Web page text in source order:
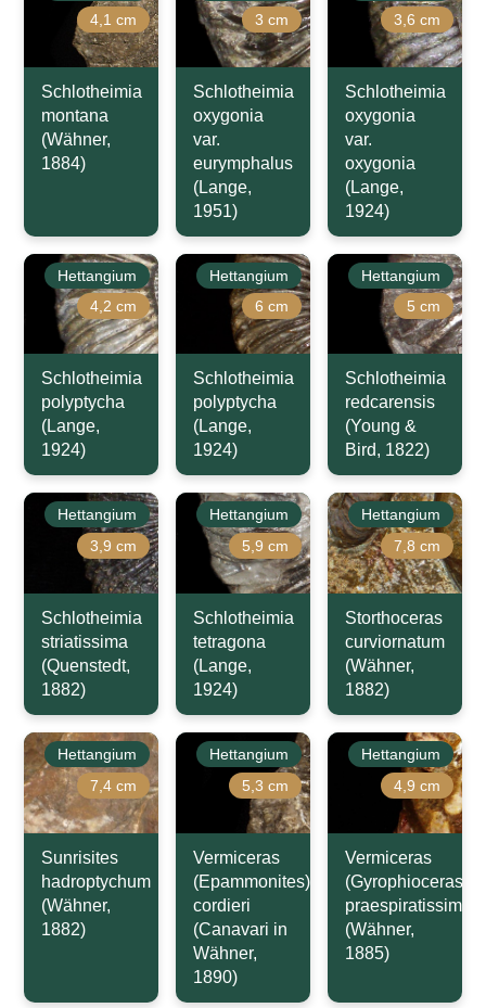
4,1 cm
Schlotheimia
montana
(Wähner,
1884)
3 cm
Schlotheimia
oxygonia
var.
eurymphalus
(Lange,
1951)
3,6 cm
Schlotheimia
oxygonia
var.
oxygonia
(Lange,
1924)
Hettangium
4,2 cm
Schlotheimia
polyptycha
(Lange,
1924)
Hettangium
6 cm
Schlotheimia
polyptycha
(Lange,
1924)
Hettangium
5 cm
Schlotheimia
redcarensis
(Young &
Bird, 1822)
Hettangium
3,9 cm
Schlotheimia
striatissima
(Quenstedt,
1882)
Hettangium
5,9 cm
Schlotheimia
tetragona
(Lange,
1924)
Hettangium
7,8 cm
Storthoceras
curviornatum
(Wähner,
1882)
Hettangium
7,4 cm
Sunrisites
hadroptychum
(Wähner,
1882)
Hettangium
5,3 cm
Vermiceras
(Epammonites)
cordieri
(Canavari in
Wähner,
1890)
Hettangium
4,9 cm
Vermiceras
(Gyrophioceras)
praespiratissimus
(Wähner,
1885)